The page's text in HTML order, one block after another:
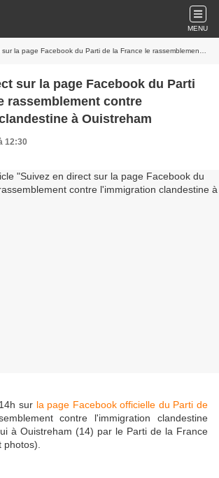
MENU
Facebook du Parti de la France le rassemblement contre l'immigration clandestine à Ouistreham
sur la page Facebook du Parti
rassemblement contre
à Ouistreham
12:30
sur la page Facebook officielle du Parti de
contre l'immigration clandestine
à Ouistreham (14) par le Parti de la France